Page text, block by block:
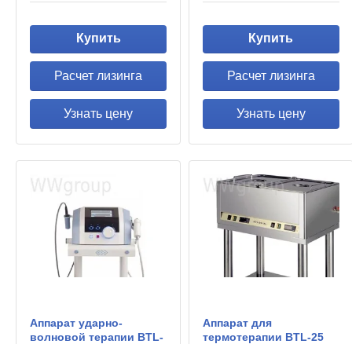
Купить
Расчет лизинга
Узнать цену
Купить
Расчет лизинга
Узнать цену
Аппарат ударно-
волновой терапии BTL-
Аппарат для
термотерапии BTL-25